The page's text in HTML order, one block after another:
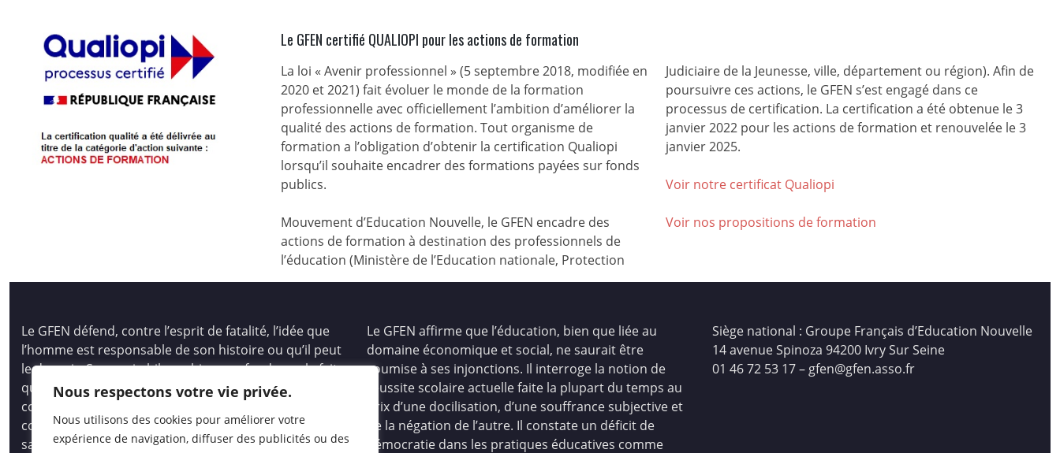
Nous respectons votre vie privée.
Nous utilisons des cookies pour améliorer votre
expérience de navigation, diffuser des publicités ou des
Le GFEN certifié QUALIOPI pour les actions de formation
La loi « Avenir professionnel » (5 septembre 2018, modifiée en
2020 et 2021) fait évoluer le monde de la formation
professionnelle avec officiellement l’ambition d’améliorer la
qualité des actions de formation. Tout organisme de
formation a l’obligation d’obtenir la certification Qualiopi
lorsqu’il souhaite encadrer des formations payées sur fonds
publics.
Mouvement d’Education Nouvelle, le GFEN encadre des
actions de formation à destination des professionnels de
l’éducation (Ministère de l’Education nationale, Protection
Judiciaire de la Jeunesse, ville, département ou région). Afin de
poursuivre ces actions, le GFEN s’est engagé dans ce
processus de certification. La certification a été obtenue le 3
janvier 2022 pour les actions de formation et renouvelée le 3
janvier 2025.
Voir notre certificat Qualiopi
Voir nos propositions de formation
Le GFEN défend, contre l’esprit de fatalité, l’idée que
l’homme est responsable de son histoire ou qu’il peut
le devenir. Son pari philosophique se fonde sur le fait
que tous les hommes, les enfants des hommes,
comme les peuples, ont des capacités immenses pour
comprendre et créer, pour auto-socio-construire un
savoir vivant et opératoire.
Le GFEN affirme que l’éducation, bien que liée au
domaine économique et social, ne saurait être
soumise à ses injonctions. Il interroge la notion de
réussite scolaire actuelle faite la plupart du temps au
prix d’une docilisation, d’une souffrance subjective et
de la négation de l’autre. Il constate un déficit de
démocratie dans les pratiques éducatives comme
Siège national : Groupe Français d’Education Nouvelle
14 avenue Spinoza 94200 Ivry Sur Seine
01 46 72 53 17 – gfen@gfen.asso.fr